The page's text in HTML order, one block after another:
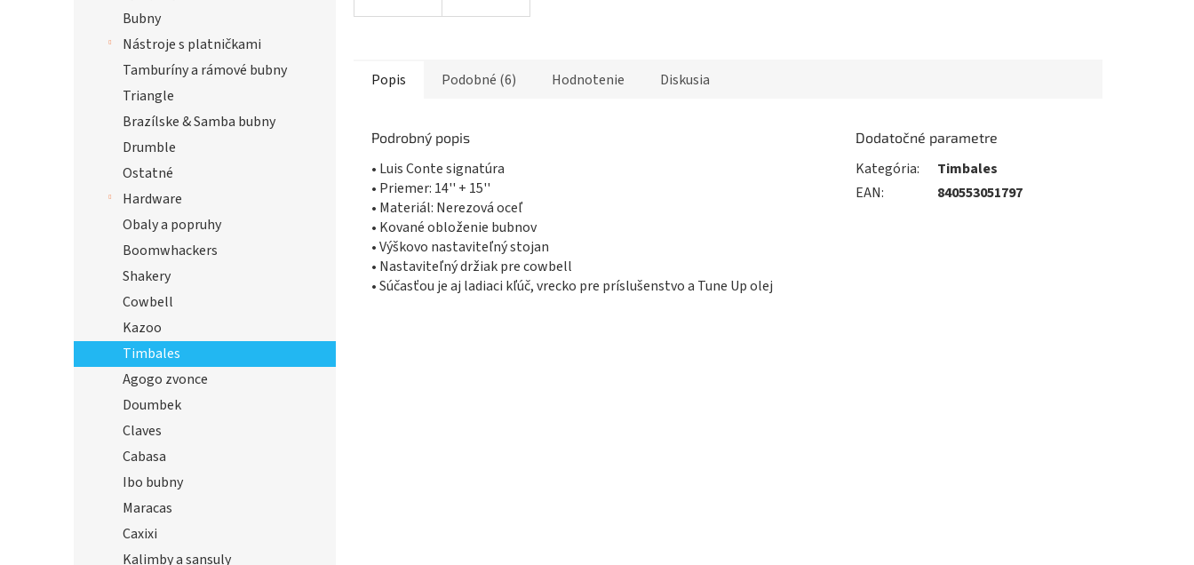
Bubny
Nástroje s platničkami
Tamburíny a rámové bubny
Triangle
Brazílske & Samba bubny
Drumble
Ostatné
Hardware
Obaly a popruhy
Boomwhackers
Shakery
Cowbell
Kazoo
Timbales
Agogo zvonce
Doumbek
Claves
Cabasa
Ibo bubny
Maracas
Caxixi
Kalimby a sansuly
Popis Podobné (6) Hodnotenie Diskusia
Podrobný popis
• Luis Conte signatúra
• Priemer: 14'' + 15''
• Materiál: Nerezová oceľ
• Kované obloženie bubnov
• Výškovo nastaviteľný stojan
• Nastaviteľný držiak pre cowbell
• Súčasťou je aj ladiaci kľúč, vrecko pre príslušenstvo a Tune Up olej
Dodatočné parametre
Kategória:
Timbales
EAN: 840553051797